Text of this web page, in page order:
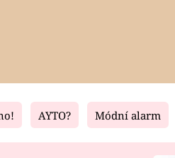
Living
AYTO? Módní alarm